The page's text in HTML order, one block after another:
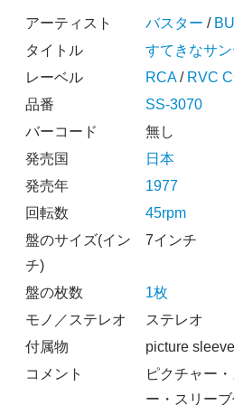
アーティスト バスター /
タイトル
すてきなサ
レーベル
RCA/ RVC
品番
SS-3070
バーコード
無し
発売国
日本
発売年
1977
回転数
45rpm
盤のサイズ(イン
チ)
7インチ
盤の枚数
1枚
モノ／ステレオ
ステレオ
付属物
picture
コメント
ピクチャー
ー・スリー